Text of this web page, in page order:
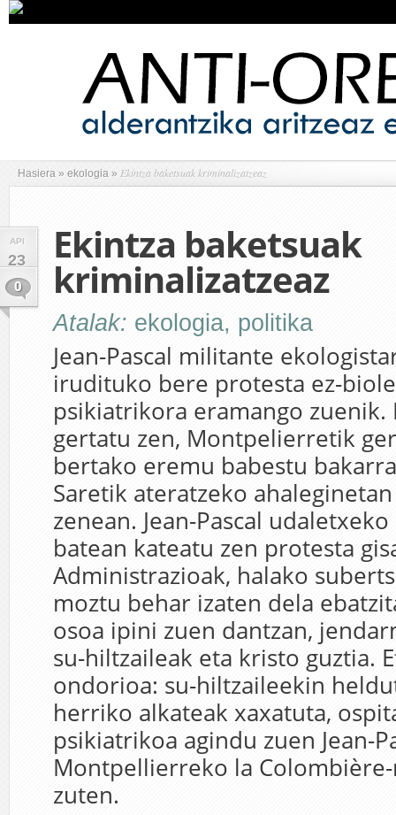
Hasiera » ekologia » Ekintza baketsuak kriminalizatzeaz
API
23
0
Ekintza baketsuak
kriminalizatzeaz
Atalak: ekologia, politika
Jean-Pascal militante
irudituko bere protesta ez-
psikiatrikora eramango
gertatu zen, Montpelierretik
bertako eremu babestu
Saretik ateratzeko
zenean. Jean-Pascal
batean kateatu zen protesta
Administrazioak, halako
moztu behar izaten dela
osoa ipini zuen dantzan,
su-hiltzaileak eta kristo guztia.
ondorioa: su-hiltzaileekin
herriko alkateak xaxatuta,
psikiatrikoa agindu zuen Jean-
Montpellierreko la
zuten.